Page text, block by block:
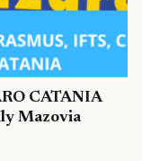
CATANIA
Mazovia